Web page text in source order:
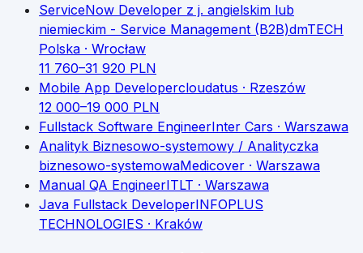
ServiceNow Developer z j. angielskim lub
niemieckim - Service Management (B2B)dmTECH
Polska · Wrocław
11 760–31 920 PLN
Mobile App Developercloudatus · Rzeszów
12 000–19 000 PLN
Fullstack Software EngineerInter Cars · Warszawa
Analityk Biznesowo-systemowy / Analityczka
biznesowo-systemowaMedicover · Warszawa
Manual QA EngineerITLT · Warszawa
Java Fullstack DeveloperINFOPLUS
TECHNOLOGIES · Kraków